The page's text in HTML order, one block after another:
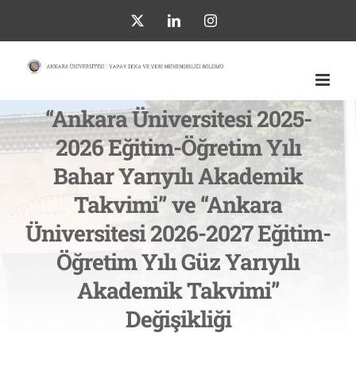
to
content
LinkedInInstagram
“Ankara Üniversitesi 2025-
2026 Eğitim-Öğretim Yılı
Bahar Yarıyılı Akademik
Takvimi” ve “Ankara
Üniversitesi 2026-2027 Eğitim-
Öğretim Yılı Güz Yarıyılı
Akademik Takvimi”
Değişikliği